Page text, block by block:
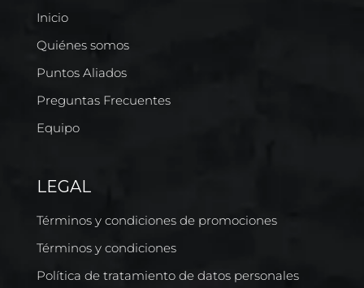
Inicio
Quiénes somos
Puntos Aliados
Preguntas Frecuentes
Equipo
LEGAL
Términos y condiciones de promociones
Términos y condiciones
Política de tratamiento de datos personales